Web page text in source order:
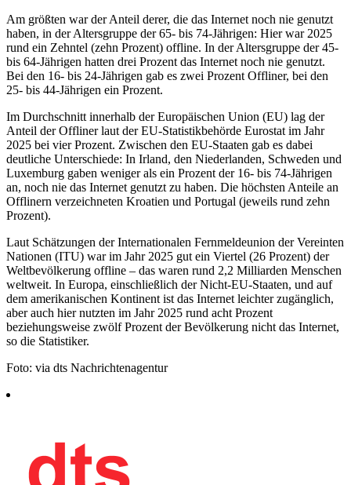
Am größten war der Anteil derer, die das Internet noch nie genutzt
haben, in der Altersgruppe der 65- bis 74-Jährigen: Hier war 2025
rund ein Zehntel (zehn Prozent) offline. In der Altersgruppe der 45-
bis 64-Jährigen hatten drei Prozent das Internet noch nie genutzt.
Bei den 16- bis 24-Jährigen gab es zwei Prozent Offliner, bei den
25- bis 44-Jährigen ein Prozent.
Im Durchschnitt innerhalb der Europäischen Union (EU) lag der
Anteil der Offliner laut der EU-Statistikbehörde Eurostat im Jahr
2025 bei vier Prozent. Zwischen den EU-Staaten gab es dabei
deutliche Unterschiede: In Irland, den Niederlanden, Schweden und
Luxemburg gaben weniger als ein Prozent der 16- bis 74-Jährigen
an, noch nie das Internet genutzt zu haben. Die höchsten Anteile an
Offlinern verzeichneten Kroatien und Portugal (jeweils rund zehn
Prozent).
Laut Schätzungen der Internationalen Fernmeldeunion der Vereinten
Nationen (ITU) war im Jahr 2025 gut ein Viertel (26 Prozent) der
Weltbevölkerung offline – das waren rund 2,2 Milliarden Menschen
weltweit. In Europa, einschließlich der Nicht-EU-Staaten, und auf
dem amerikanischen Kontinent ist das Internet leichter zugänglich,
aber auch hier nutzten im Jahr 2025 rund acht Prozent
beziehungsweise zwölf Prozent der Bevölkerung nicht das Internet,
so die Statistiker.
Foto: via dts Nachrichtenagentur